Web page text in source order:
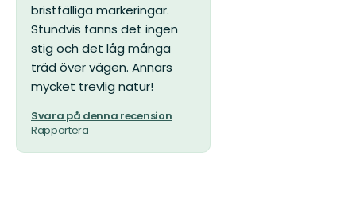
bristfälliga markeringar.
Stundvis fanns det ingen
stig och det låg många
träd över vägen. Annars
mycket trevlig natur!
Svara på denna recension
Rapportera